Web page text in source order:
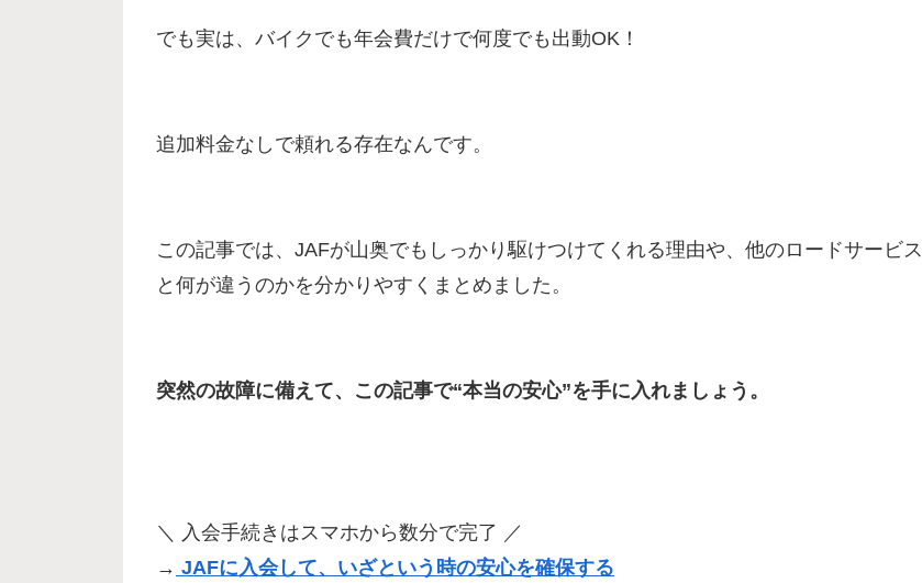
でも実は、バイクでも年会費だけで何度でも出動OK！
追加料金なしで頼れる存在なんです。
この記事では、JAFが山奥でもしっかり駆けつけてくれる理由や、他のロードサービス
と何が違うのかを分かりやすくまとめました。
突然の故障に備えて、この記事で“本当の安心”を手に入れましょう。
＼ 入会手続きはスマホから数分で完了 ／
→ JAFに入会して、いざという時の安心を確保する